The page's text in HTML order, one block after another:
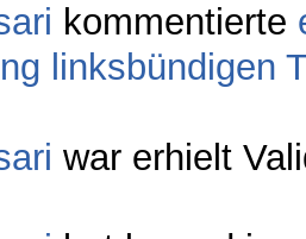
kommentierte
linksbündigen
war erhielt